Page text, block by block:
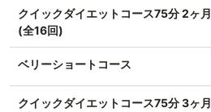
クイックダイエットコース75分 2ヶ月
(全16回)
ベリーショートコース
クイックダイエットコース75分 3ヶ月